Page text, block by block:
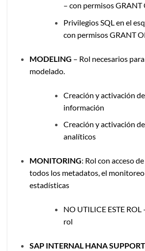
– con permisos GRANT
Privilegios SQL en el
con permisos GRANT
MODELING – Rol necesarios
modelado.
Creación y activación
información
Creación y activación
analíticos
MONITORING: Rol con acceso
todos los metadatos, el monitoreo
estadísticas
NO UTILICE ESTE
rol
SAP INTERNAL HANA SUPPORT